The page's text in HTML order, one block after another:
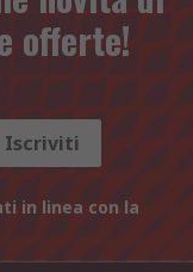
offerte!
Iscriviti
in linea con la